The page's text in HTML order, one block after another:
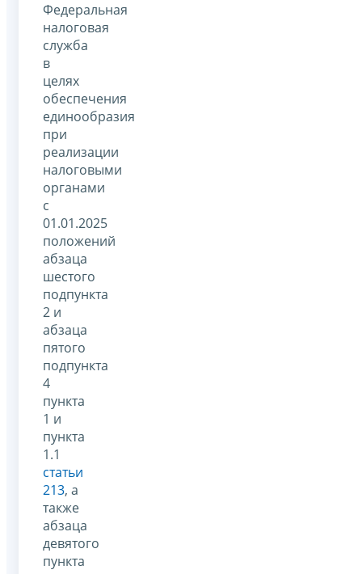
Федеральная
налоговая
служба
в
целях
обеспечения
единообразия
при
реализации
налоговыми
органами
с
01.01.2025
положений
абзаца
шестого
подпункта
2 и
абзаца
пятого
подпункта
4
пункта
1 и
пункта
1.1
статьи
213, а
также
абзаца
девятого
пункта